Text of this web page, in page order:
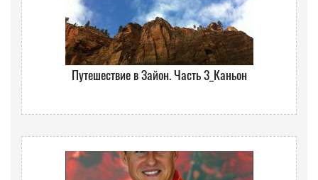
Путешествие в Зайон. Часть 3_Каньон